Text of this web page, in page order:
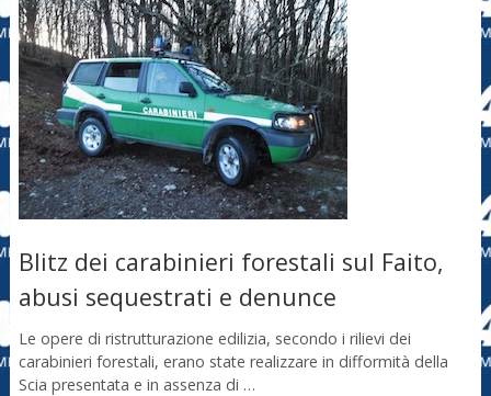
Blitz dei carabinieri forestali sul Faito,
abusi sequestrati e denunce
Le opere di ristrutturazione edilizia, secondo i rilievi dei
carabinieri forestali, erano state realizzare in difformità della
Scia presentata e in assenza di …